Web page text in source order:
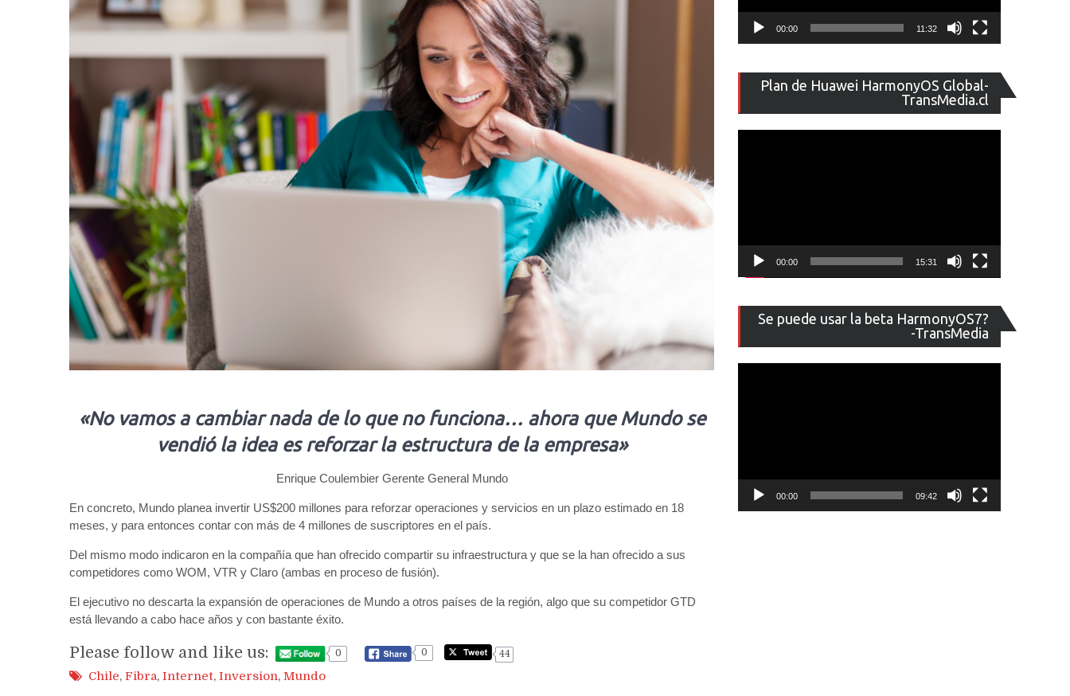
«No vamos a cambiar nada de lo que no funciona… ahora que Mundo se
vendió la idea es reforzar la estructura de la empresa»
Enrique Coulembier Gerente General Mundo
En concreto, Mundo planea invertir US$200 millones para reforzar operaciones y servicios en un plazo estimado en 18
meses, y para entonces contar con más de 4 millones de suscriptores en el país.
Del mismo modo indicaron en la compañía que han ofrecido compartir su infraestructura y que se la han ofrecido a sus
competidores como WOM, VTR y Claro (ambas en proceso de fusión).
El ejecutivo no descarta la expansión de operaciones de Mundo a otros países de la región, algo que su competidor GTD
está llevando a cabo hace años y con bastante éxito.
Please follow and like us: 0 0 44
Chile, Fibra, Internet, Inversion, Mundo
00:00 11:32
Plan de Huawei HarmonyOS Global-
TransMedia.cl
de
vídeo
00:00 15:31
Se puede usar la beta HarmonyOS7?
-TransMedia
de
vídeo
00:00 09:42